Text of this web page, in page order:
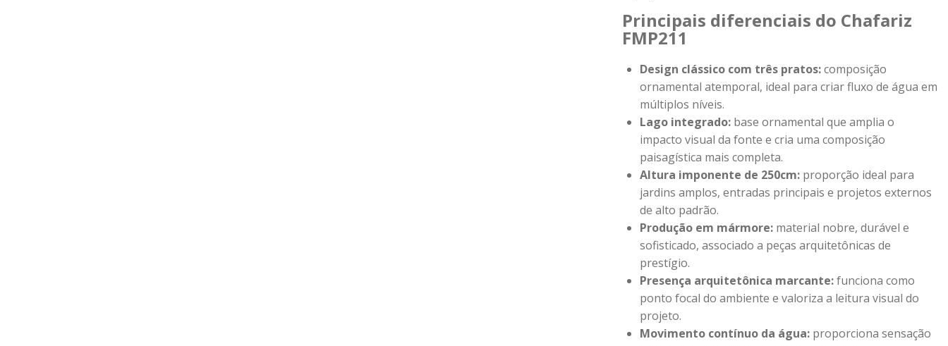
Principais diferenciais do Chafariz
FMP211
Design clássico com três pratos:composição
ornamental atemporal, ideal para criar fluxo de água em
múltiplos níveis.
Lago integrado: base ornamental que amplia o
impacto visual da fonte e cria uma composição
paisagística mais completa.
Altura imponente de 250cm: proporção ideal para
jardins amplos, entradas principais e projetos externos
de alto padrão.
Produção em mármore: material nobre, durável e
sofisticado, associado a peças arquitetônicas de
prestígio.
Presença arquitetônica marcante:funciona como
ponto focal do ambiente e valoriza a leitura visual do
projeto.
Movimento contínuo da água: proporciona sensação